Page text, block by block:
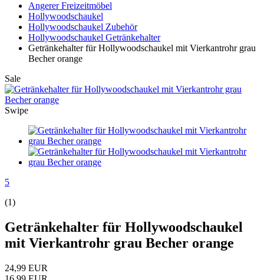
Angerer Freizeitmöbel
Hollywoodschaukel
Hollywoodschaukel Zubehör
Hollywoodschaukel Getränkehalter
Getränkehalter für Hollywoodschaukel mit Vierkantrohr grau
Becher orange
Sale
Swipe
5
(1)
Getränkehalter für Hollywoodschaukel
mit Vierkantrohr grau Becher orange
24,99 EUR